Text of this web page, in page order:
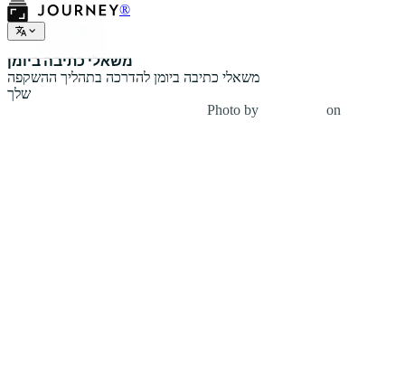
®
משאלי יומן
משאלי כתיבה ביומן
משאלי כתיבה ביומן להדרכה בתהליך ההשקפה
שלך
Photo by
on